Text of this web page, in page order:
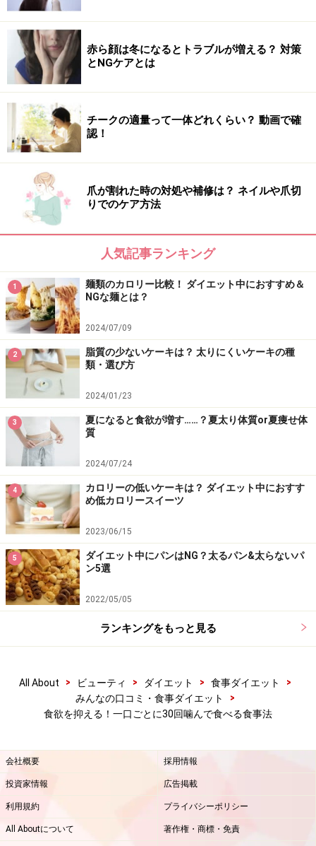
赤ら顔は冬になるとトラブルが増える？ 対策
とNGケアとは
チークの適量って一体どれくらい？ 動画で確
認！
爪が割れた時の対処や補修は？ ネイルや爪切
りでのケア方法
人気記事ランキング
1
麺類のカロリー比較！ ダイエット中におすすめ＆
NGな麺とは？
2024/07/09
2
脂質の少ないケーキは？ 太りにくいケーキの種
類・選び方
2024/01/23
3
夏になると食欲が増す……？夏太り体質or夏痩せ体
質
2024/07/24
4
カロリーの低いケーキは？ ダイエット中におすす
め低カロリースイーツ
2023/06/15
5
ダイエット中にパンはNG？太るパン&太らないパ
ン5選
2022/05/05
ランキングをもっと見る
All About > ビューティ > ダイエット > 食事ダイエット
>
みんなの口コミ・食事ダイエット
>
食欲を抑える！一口ごとに30回噛んで食べる食事法
会社概要 採用情報
投資家情報 広告掲載
利用規約 プライバシーポリシー
All Aboutについて 著作権・商標・免責